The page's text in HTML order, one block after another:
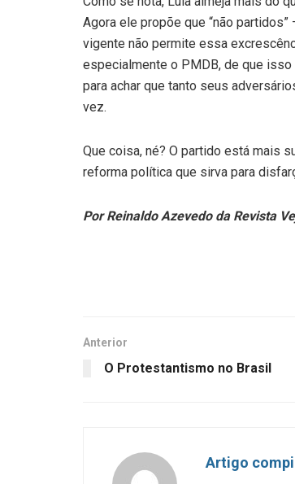
Agora ele propõe que “não
vigente não permite essa
especialmente o PMDB, de que
para achar que tanto seus
vez.
Que coisa, né? O partido está mais
reforma política que sirva para
Por Reinaldo Azevedo da Revista
Anterior
O Protestantismo no Brasil
Artigo